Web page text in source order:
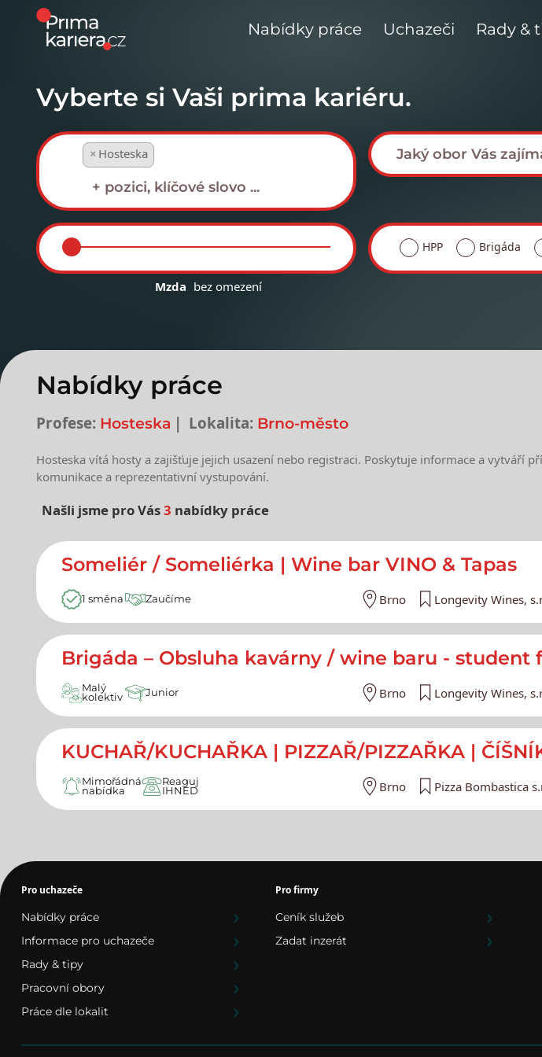
Nabídky práce Uchazeči Rady &
Vyberte si Vaši prima kariéru.
× Hosteska
Mzda bez omezení
HPP Brigáda
Nabídky práce
Profese: Hosteska Lokalita: Brno-město
Hosteska vítá hosty a zajišťuje jejich usazení nebo registraci. Poskytuje informace a vytváří
komunikace a reprezentativní vystupování.
Našli jsme pro Vás3 nabídky práce
Nejnovější nabídky práce
Someliér / Someliérka | Wine bar VINO & Tapas
1 směna Zaučíme Brno Longevity Wines,
Brigáda – Obsluha kavárny / wine baru - student
Malý
kolektiv
Junior Brno Longevity Wines,
KUCHAŘ/KUCHAŘKA | PIZZAŘ/PIZZAŘKA |
Mimořádná
nabídka
Reaguj
IHNED
Brno Pizza Bombastica
Pro uchazeče
Nabídky práce
Informace pro uchazeče
Rady & tipy
Pracovní obory
Práce dle lokalit
Pro firmy
Ceník služeb
Zadat inzerát